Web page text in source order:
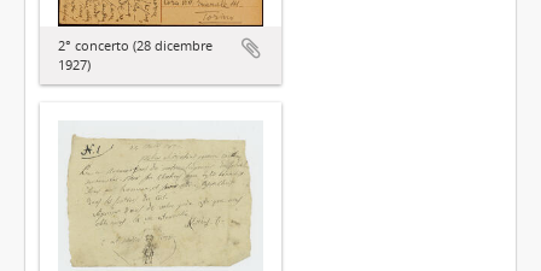
2° concerto (28 dicembre
1927)